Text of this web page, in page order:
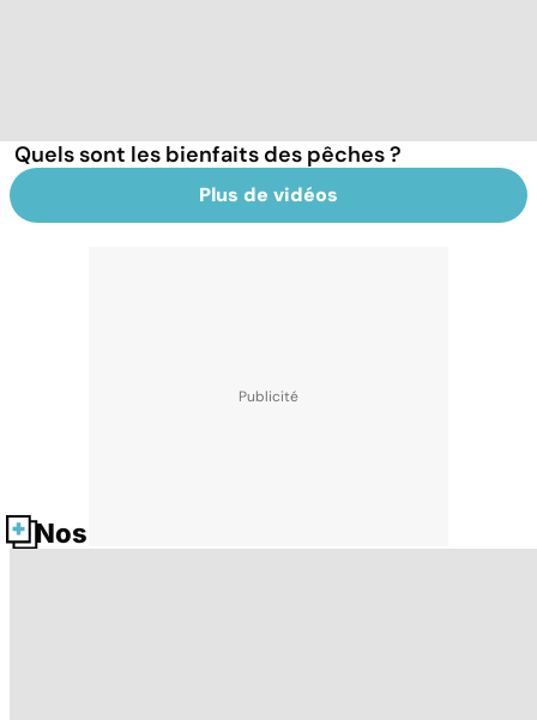
Quels sont les bienfaits des pêches ?
Plus de vidéos
Nos fiches santé